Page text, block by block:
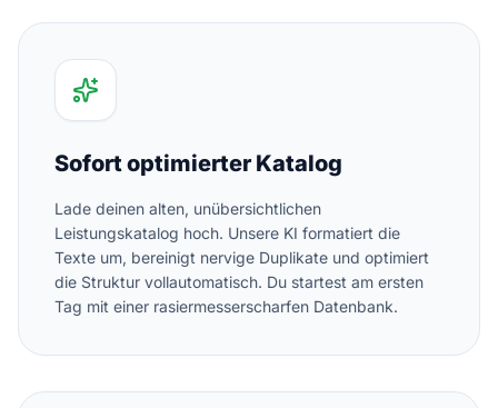
Sofort optimierter Katalog
Lade deinen alten, unübersichtlichen
Leistungskatalog hoch. Unsere KI formatiert die
Texte um, bereinigt nervige Duplikate und optimiert
die Struktur vollautomatisch. Du startest am ersten
Tag mit einer rasiermesserscharfen Datenbank.